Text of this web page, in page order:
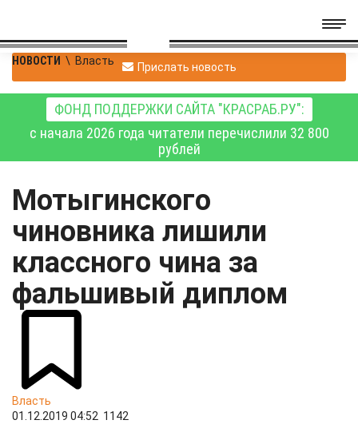
НОВОСТИ \ Власть Прислать новость
ФОНД ПОДДЕРЖКИ САЙТА "КРАСРАБ.РУ":
с начала 2026 года читатели перечислили 32 800
рублей
Мотыгинского
чиновника лишили
классного чина за
фальшивый диплом
Власть
01.12.2019 04:52 1142